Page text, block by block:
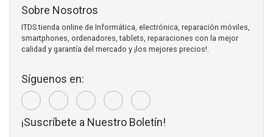
Sobre Nosotros
ITDS tienda online de Informática, electrónica, reparación móviles,
smartphones, ordenadores, tablets, reparaciones con la mejor
calidad y garantía del mercado y ¡los mejores precios!.
Síguenos en:
¡Suscríbete a Nuestro Boletín!